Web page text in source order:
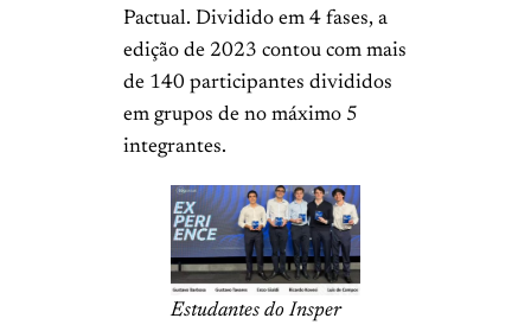
Pactual. Dividido em 4 fases, a
edição de 2023 contou com mais
de 140 participantes divididos
em grupos de no máximo 5
integrantes.
Estudantes do Insper